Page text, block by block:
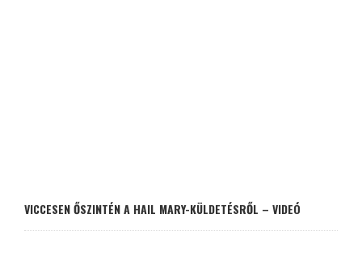
VICCESEN ŐSZINTÉN A HAIL MARY-KÜLDETÉSRŐL – VIDEÓ